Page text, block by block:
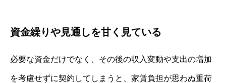
資金繰りや見通しを甘く見ている
必要な資金だけでなく、その後の収入変動や支出の増加
を考慮せずに契約してしまうと、家賃負担が思わぬ重荷